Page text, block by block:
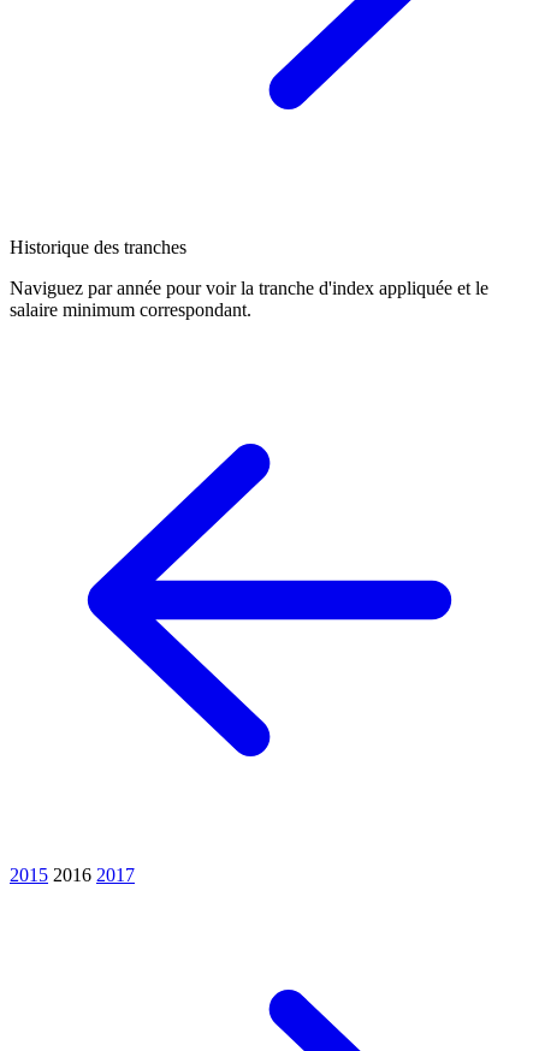
Historique des tranches
Naviguez par année pour voir la tranche d'index appliquée et le
salaire minimum correspondant.
2015 2016 2017